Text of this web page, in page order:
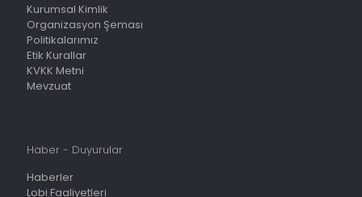
Kurumsal Kimlik
Organizasyon Şeması
Politikalarımız
Etik Kurallar
KVKK Metni
Mevzuat
Haber - Duyurular
Haberler
Lobi Faaliyetleri